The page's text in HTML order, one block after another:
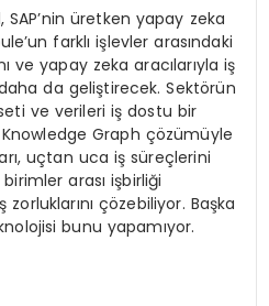
SAP’nin üretken yapay zeka
farklı işlevler arasındaki
ve yapay zeka aracılarıyla iş
da geliştirecek. Sektörün
ve verileri iş dostu bir
Graph çözümüyle
uçtan uca iş süreçlerini
arası işbirliği
çözebiliyor. Başka
bunu yapamıyor.